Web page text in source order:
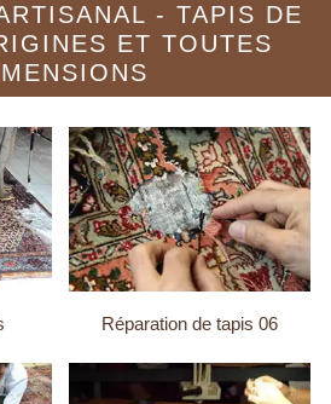
- TAPIS DE
ET TOUTES
Réparation de tapis 06